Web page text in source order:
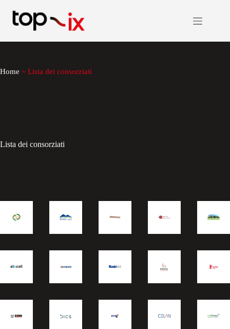
contenuto
Home ~ Lista dei consorziati
Lista dei consorziati